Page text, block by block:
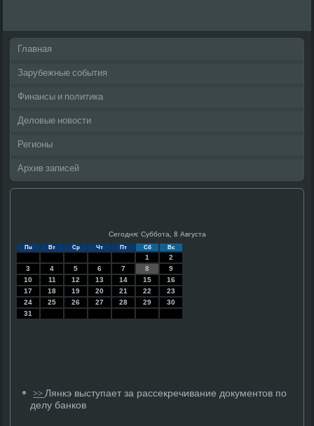
Главная
Зарубежные события
Финансы и политика
Деловые новости
Регионы
Архив записей
Сегодня: Суббота, 8 Августа
Пн Вт Ср Чт Пт Сб Вс
1
2
3
4 5 6 7 8
9
10
11 12 13 14 15
16
17
18 19 20 21 22
23
24
25 26 27 28 29
30
31
>>Лянкэ выступает за рассекречивание документов по
делу банков